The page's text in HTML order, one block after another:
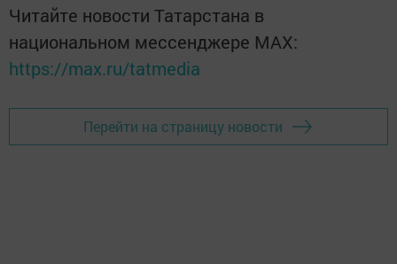
Читайте новости Татарстана в
национальном мессенджере MАХ:
https://max.ru/tatmedia
Перейти на страницу новости